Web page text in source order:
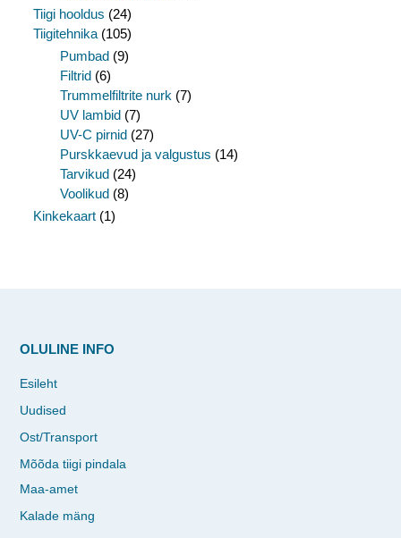
Tiigi hooldus (24)
Tiigitehnika (105)
Pumbad (9)
Filtrid (6)
Trummelfiltrite nurk (7)
UV lambid (7)
UV-C pirnid (27)
Purskkaevud ja valgustus (14)
Tarvikud (24)
Voolikud (8)
Kinkekaart (1)
OLULINE INFO
Esileht
Uudised
Ost/Transport
Mõõda tiigi pindala
Maa-amet
Kalade mäng